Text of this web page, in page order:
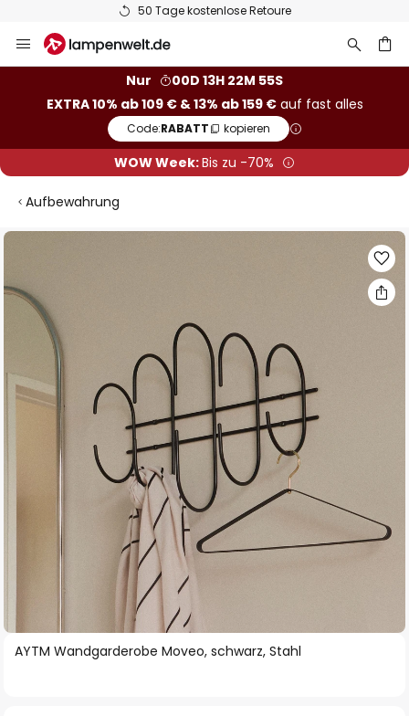
50 Tage kostenlose Retoure
Inhalt
Nur
00D 13H 22M 55S
EXTRA 10% ab 109 € & 13% ab 159 €auf fast alles
Code:RABATT kopieren
WOW Week:Bis zu -70%
Aufbewahrung
Zum
der
Bildgalerie
springen
Zum
AYTM Wandgarderobe Moveo, schwarz, Stahl